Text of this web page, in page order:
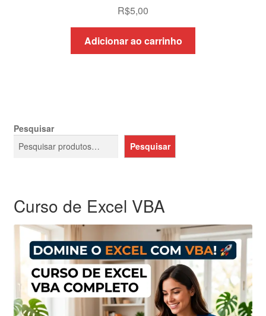
R$5,00
Adicionar ao carrinho
Pesquisar
Pesquisar
Curso de Excel VBA